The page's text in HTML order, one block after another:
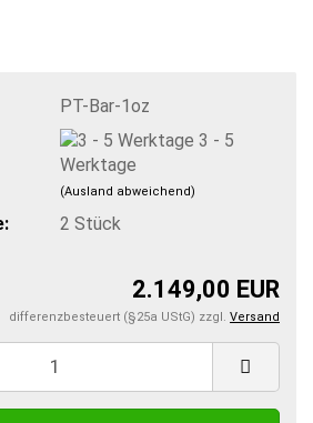
PT-Bar-1oz
3 - 5
Werktage
(Ausland abweichend)
2 Stück
2.149,00 EUR
differenzbesteuert (§25a UStG) zzgl. Versand